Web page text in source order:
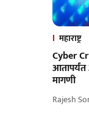
महाराष्ट्र
Cyber
मागणी
Rajesh